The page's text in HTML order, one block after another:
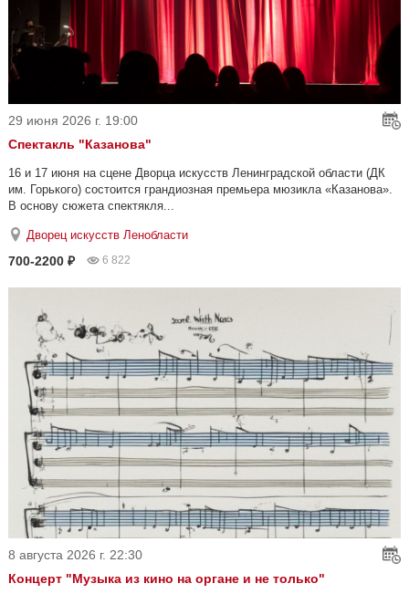
29 июня 2026 г. 19:00
Спектакль "Казанова"
16 и 17 июня на сцене Дворца искусств Ленинградской области (ДК
им. Горького) состоится грандиозная премьера мюзикла «Казанова».
В основу сюжета спектякля...
Дворец искусств Ленобласти
700-2200 ₽ 6 822
8 августа 2026 г. 22:30
Концерт "Музыка из кино на органе и не только"